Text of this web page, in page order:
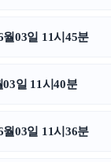
03일 11시45분
일 11시40분
03일 11시36분